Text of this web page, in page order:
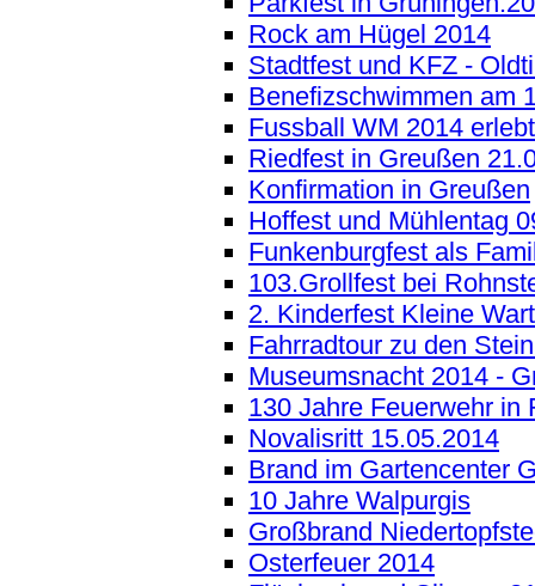
Rock am Hügel 2014
Stadtfest und KFZ -
Benefizschwimmen am
Fussball WM 2014
Riedfest in Greußen
Konfirmation in Greußen
Hoffest und Mühlentag
Funkenburgfest als
103.Grollfest bei
2. Kinderfest Kleine
Fahrradtour zu den
Museumsnacht 2014 -
130 Jahre Feuerwehr in
Novalisritt 15.05.2014
Brand im Gartencenter
10 Jahre Walpurgis
Großbrand
Osterfeuer 2014